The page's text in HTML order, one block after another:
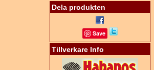
Dela produkten
Save
Tillverkare Info